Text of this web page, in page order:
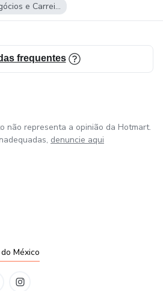
Negócios e Carreira
frequentes
não representa a opinião da Hotmart.
denuncie aqui
México